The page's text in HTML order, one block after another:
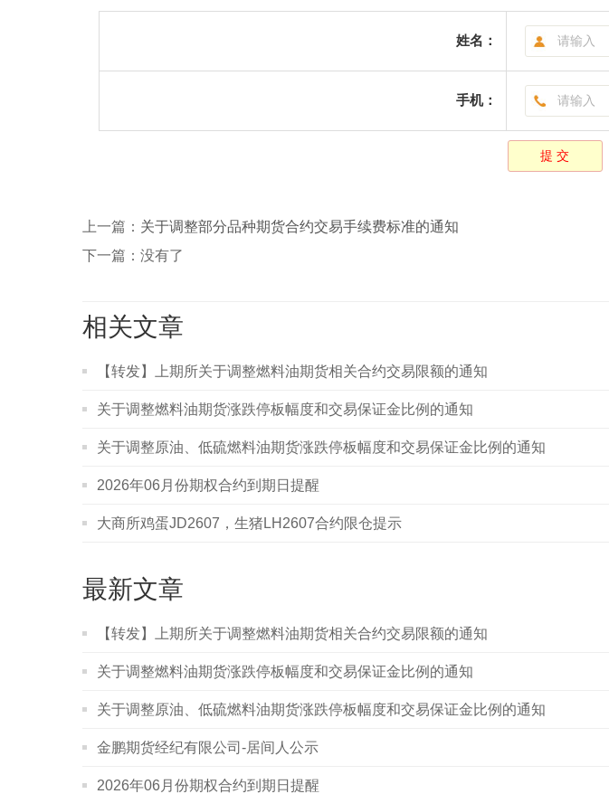
姓名：
手机：
上一篇： 关于调整部分品种期货合约交易手续费标准的通知
下一篇：没有了
相关文章
【转发】上期所关于调整燃料油期货相关合约交易限额的通知
关于调整燃料油期货涨跌停板幅度和交易保证金比例的通知
关于调整原油、低硫燃料油期货涨跌停板幅度和交易保证金比例的通知
2026年06月份期权合约到期日提醒
大商所鸡蛋JD2607，生猪LH2607合约限仓提示
最新文章
【转发】上期所关于调整燃料油期货相关合约交易限额的通知
关于调整燃料油期货涨跌停板幅度和交易保证金比例的通知
关于调整原油、低硫燃料油期货涨跌停板幅度和交易保证金比例的通知
金鹏期货经纪有限公司-居间人公示
2026年06月份期权合约到期日提醒